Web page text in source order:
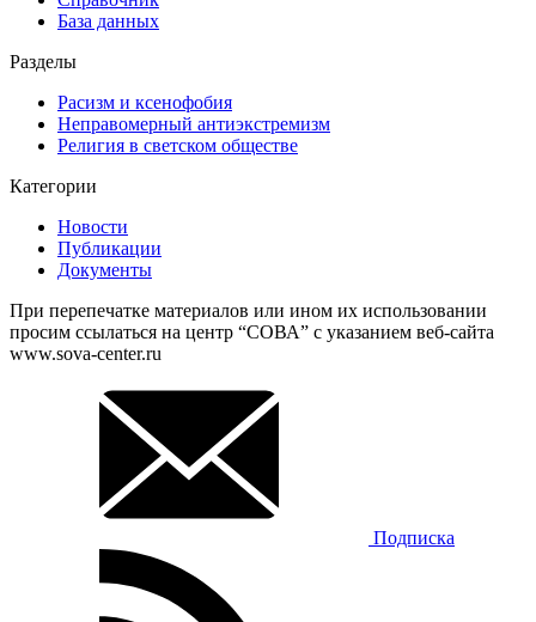
База данных
Разделы
Расизм и ксенофобия
Неправомерный антиэкстремизм
Религия в светском обществе
Категории
Новости
Публикации
Документы
При перепечатке материалов или ином их использовании
просим ссылаться на центр “СОВА” с указанием веб-сайта
www.sova-center.ru
Подписка